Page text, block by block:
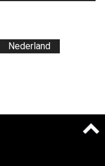
Nederland